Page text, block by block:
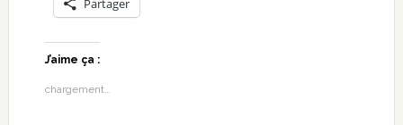
Partager
J’aime ça :
chargement…